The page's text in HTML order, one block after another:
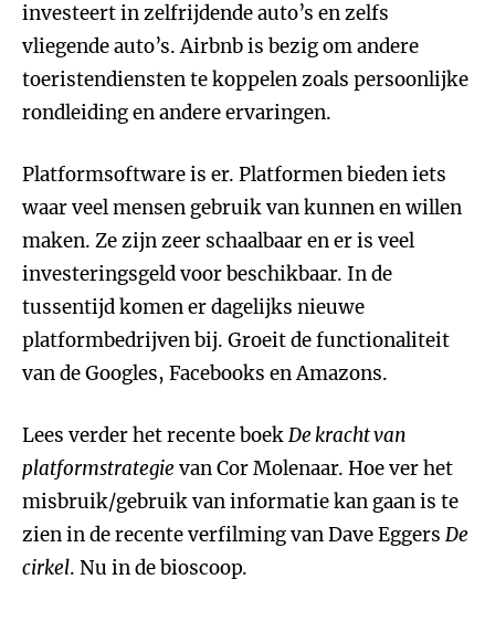
investeert in zelfrijdende auto’s en zelfs
vliegende auto’s. Airbnb is bezig om andere
toeristendiensten te koppelen zoals persoonlijke
rondleiding en andere ervaringen.
Platformsoftware is er. Platformen bieden iets
waar veel mensen gebruik van kunnen en willen
maken. Ze zijn zeer schaalbaar en er is veel
investeringsgeld voor beschikbaar. In de
tussentijd komen er dagelijks nieuwe
platformbedrijven bij. Groeit de functionaliteit
van de Googles, Facebooks en Amazons.
Lees verder het recente boekDe kracht van
platformstrategie van Cor Molenaar. Hoe ver het
misbruik/gebruik van informatie kan gaan is te
zien in de recente verfilming van Dave Eggers De
cirkel. Nu in de bioscoop.